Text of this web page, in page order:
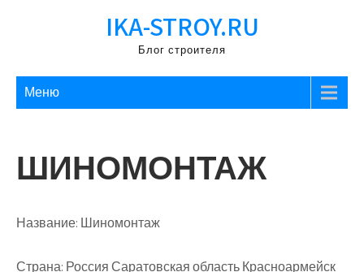
IKA-STROY.RU
Блог строителя
Меню
ШИНОМОНТАЖ
Название: Шиномонтаж
Страна: Россия Саратовская область Красноармейск